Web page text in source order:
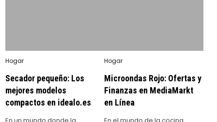
Posted
Hogar
Secador pequeño: Los
mejores modelos
compactos en idealo.es
En un mundo donde la
Posted
Hogar
Microondas Rojo: Ofertas y
Finanzas en MediaMarkt
en Línea
En el mundo de la cocina